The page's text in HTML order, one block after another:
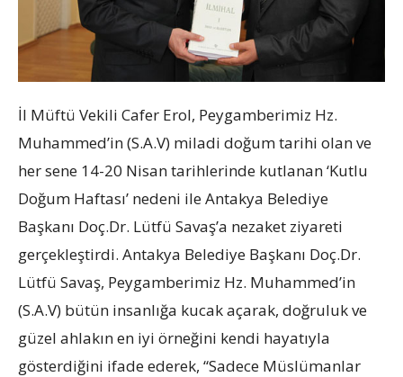
İl Müftü Vekili Cafer Erol, Peygamberimiz Hz.
Muhammed’in (S.A.V) miladi doğum tarihi olan ve
her sene 14-20 Nisan tarihlerinde kutlanan ‘Kutlu
Doğum Haftası’ nedeni ile Antakya Belediye
Başkanı Doç.Dr. Lütfü Savaş’a nezaket ziyareti
gerçekleştirdi. Antakya Belediye Başkanı Doç.Dr.
Lütfü Savaş, Peygamberimiz Hz. Muhammed’in
(S.A.V) bütün insanlığa kucak açarak, doğruluk ve
güzel ahlakın en iyi örneğini kendi hayatıyla
gösterdiğini ifade ederek, “Sadece Müslümanlar